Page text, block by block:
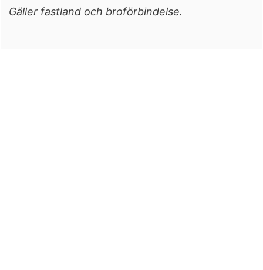
Gäller fastland och broförbindelse.